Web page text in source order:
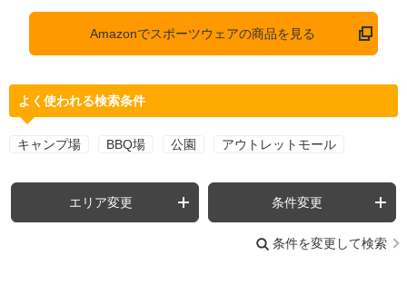
Amazonでスポーツウェアの商品を見る
よく使われる検索条件
キャンプ場 BBQ場 公園 アウトレットモール
エリア変更 条件変更
条件を変更して検索